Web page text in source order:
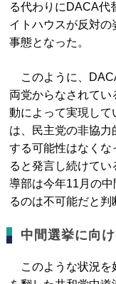
る代わりにDACA代
イトハウスが反対
事態となった。
このように、
両党からなされて
動によって実現し
は、民主党の非協
する可能性はなくな
ると発言し続けて
導部は今年11月の
るのは不可能だと判
中間選挙に向
このような状況を